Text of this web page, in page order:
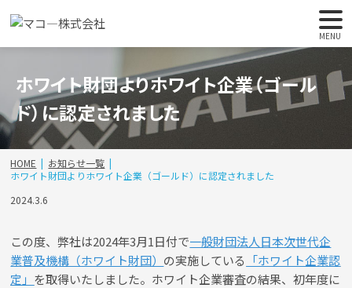
MENU
ホワイト財団よりホワイト企業（ゴール
ド）に認定されました
HOME
お知らせ一覧
ホワイト財団よりホワイト企業（ゴールド）に認定されました
2024.3.6
この度、弊社は2024年3月1日付で一般財団法人日本次世代企
業普及機構（ホワイト財団） の実施している
「ホワイト企業認
定」 を取得いたしました。ホワイト企業審査の結果、初年度に